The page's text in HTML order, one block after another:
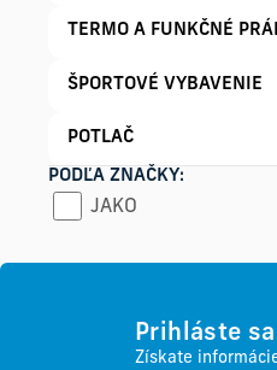
TERMO A FUNKČNÉ
ŠPORTOVÉ VYBAVENIE
POTLAČ
PODĽA ZNAČKY:
JAKO
Prihláste
Získate